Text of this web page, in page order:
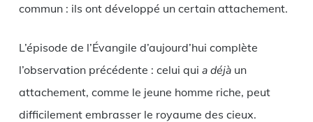
commun : ils ont développé un certain attachement.
L’épisode de l’Évangile d’aujourd’hui complète
l’observation précédente : celui qui a déjàun
attachement, comme le jeune homme riche, peut
difficilement embrasser le royaume des cieux.